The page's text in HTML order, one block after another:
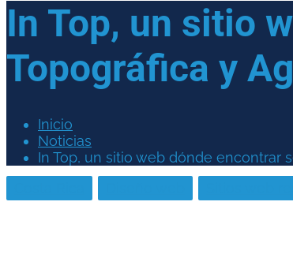
In Top, un sitio
Topográfica y
Inicio
Noticias
In Top, un sitio web dónde encontrar